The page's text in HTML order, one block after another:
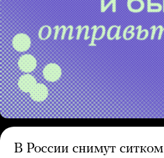
В России снимут